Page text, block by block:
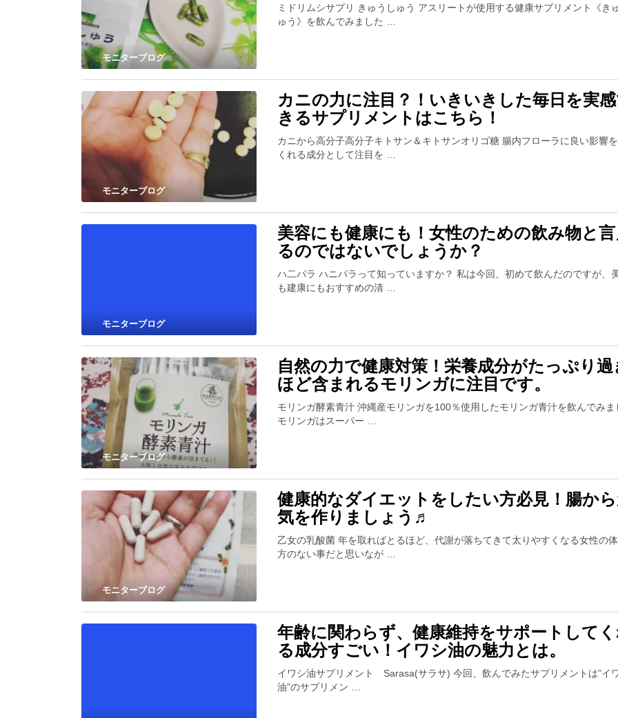
モニターブログ
ミドリムシサプリ きゅうしゅう アスリートが使用する健康サプリメント《き
ゅう》を飲んでみました …
モニターブログ
カニの力に注目？！いきいきした毎日を実
きるサプリメントはこちら！
カニから高分子高分子キトサン＆キトサンオリゴ糖 腸内フローラに良い影響
くれる成分として注目を …
モニターブログ
美容にも健康にも！女性のための飲み物と言
るのではないでしょうか？
ハ二パラ ハニパラって知っていますか？ 私は今回、初めて飲んだのですが、
も建康にもおすすめの清 …
モニターブログ
自然の力で健康対策！栄養成分がたっぷり過
ほど含まれるモリンガに注目です。
モリンガ酵素青汁 沖縄産モリンガを100％使用したモリンガ青汁を飲んでみま
モリンガはスーパー …
モニターブログ
健康的なダイエットをしたい方必見！腸か
気を作りましょう♬
乙女の乳酸菌 年を取ればとるほど、代謝が落ちてきて太りやすくなる女性の
方のない事だと思いなが …
年齢に関わらず、健康維持をサポートして
る成分すごい！イワシ油の魅力とは。
イワシ油サプリメント Sarasa(サラサ) 今回、飲んでみたサプリメントは”イ
油”のサプリメン …